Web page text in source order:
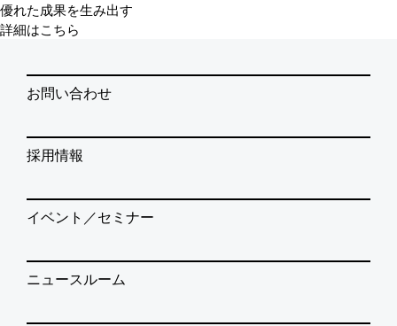
優れた成果を生み出す
詳細はこちら
お問い合わせ
採用情報
イベント／セミナー
ニュースルーム